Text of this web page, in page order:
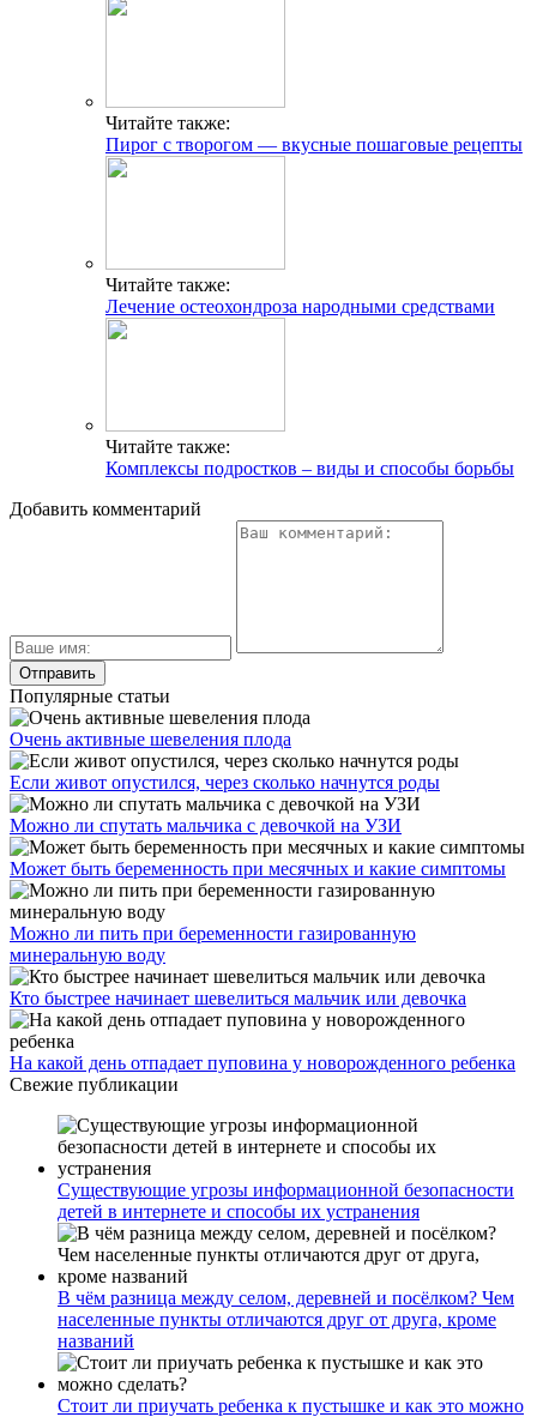
Читайте также:
Пирог с творогом — вкусные пошаговые рецепты
Читайте также:
Лечение остеохондроза народными средствами
Читайте также:
Комплексы подростков – виды и способы борьбы
Добавить комментарий
Популярные статьи
Очень активные шевеления плода
Если живот опустился, через сколько начнутся роды
Можно ли спутать мальчика с девочкой на УЗИ
Может быть беременность при месячных и какие симптомы
Можно ли пить при беременности газированную
минеральную воду
Кто быстрее начинает шевелиться мальчик или девочка
На какой день отпадает пуповина у новорожденного ребенка
Свежие публикации
Существующие угрозы информационной безопасности
детей в интернете и способы их устранения
В чём разница между селом, деревней и посёлком? Чем
населенные пункты отличаются друг от друга, кроме
названий
Стоит ли приучать ребенка к пустышке и как это можно